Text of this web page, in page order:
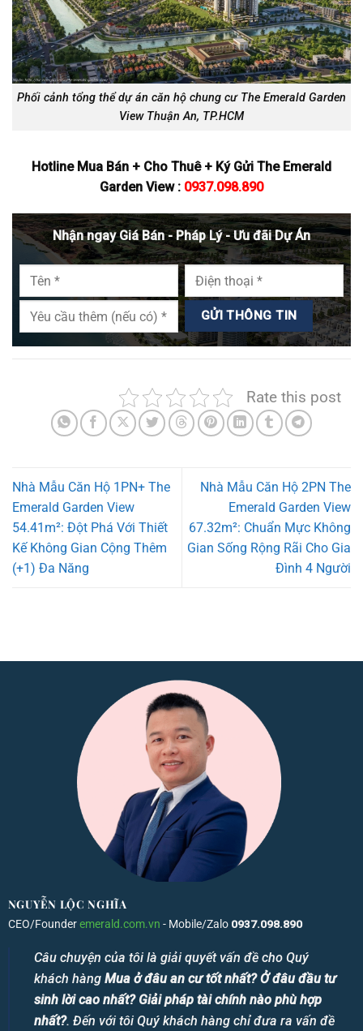
Phối cảnh tổng thể dự án căn hộ chung cư The Emerald Garden
View Thuận An, TP.HCM
Hotline Mua Bán + Cho Thuê + Ký Gửi The Emerald
Garden View : 0937.098.890
Nhận ngay Giá Bán - Pháp Lý - Ưu đãi Dự Án
Rate this post
Nhà Mẫu Căn Hộ 1PN+ The
Emerald Garden View
54.41m²: Đột Phá Với Thiết
Kế Không Gian Cộng Thêm
(+1) Đa Năng
Nhà Mẫu Căn Hộ 2PN The
Emerald Garden View
67.32m²: Chuẩn Mực Không
Gian Sống Rộng Rãi Cho Gia
Đình 4 Người
NGUYỄN LỘC NGHĨA
CEO/Founderemerald.com.vn - Mobile/Zalo 0937.098.890
Câu chuyện của tôi là giải quyết vấn đề cho Quý
khách hàngMua ở đâu an cư tốt nhất? Ở đâu đầu tư
sinh lời cao nhất? Giải pháp tài chính nào phù hợp
nhất?. Đến với tôi Quý khách hàng chỉ đưa ra vấn đề